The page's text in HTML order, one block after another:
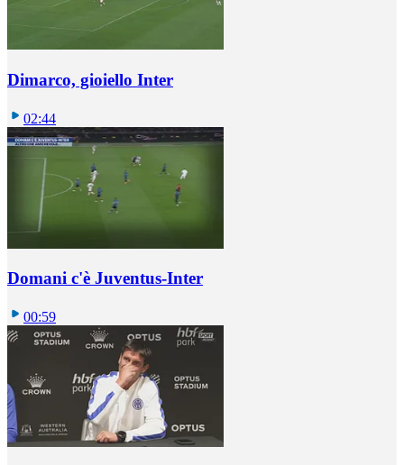
Dimarco, gioiello Inter
02:44
Domani c'è Juventus-Inter
00:59